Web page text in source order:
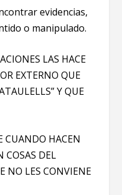
evidencias,
o manipulado.
LAS HACE
EXTERNO QUE
Y QUE
CUANDO HACEN
COSAS DEL
NO LES CONVIENE